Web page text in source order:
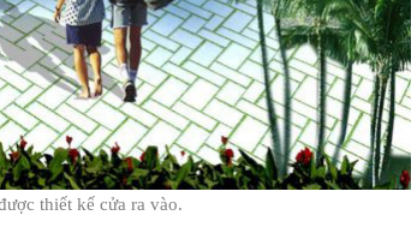
thiết kế cửa ra vào.